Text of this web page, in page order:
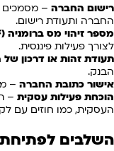
רישום החברה – מסמכים
החברה ותעודת רישום.
מספר זיהוי מס ברומניה (CIF)
לצורך פעילות פיננסית.
תעודת זהות או דרכון
הבנק.
אישור כתובת החברה –
הוכחת פעילות עסקית –
העסקית, כמו חוזים עם
השלבים לפתיחת